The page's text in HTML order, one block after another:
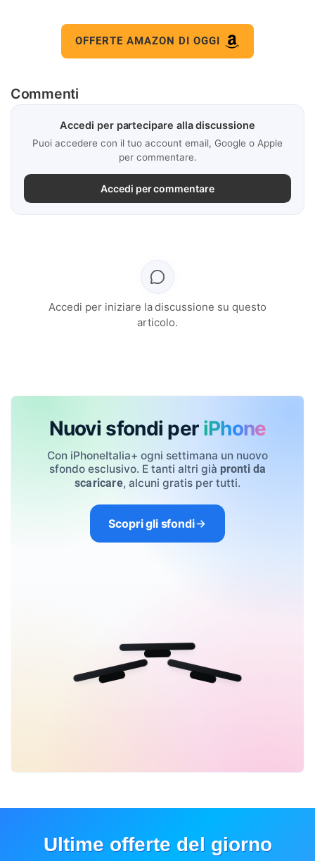
OFFERTE AMAZON DI OGGI
Commenti
Accedi per partecipare alla discussione
Puoi accedere con il tuo account email, Google o Apple
per commentare.
Accedi per commentare
Accedi per iniziare la discussione su questo
articolo.
Nuovi sfondi per iPhone
Con iPhoneItalia+ ogni settimana un nuovo
sfondo esclusivo. E tanti altri già pronti da
scaricare, alcuni gratis per tutti.
Scopri gli sfondi
Ultime offerte del giorno